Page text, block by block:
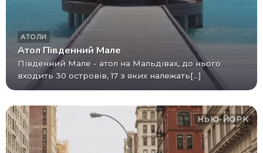
АТОЛИ
Атол Південний Мале
Південний Мале - атол на Мальдівах, до нього
входить 30 островів, 17 з яких належать[...]
НЬЮ-ЙОРК